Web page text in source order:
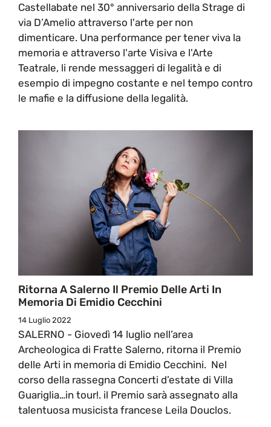
Castellabate nel 30° anniversario della Strage di
via D’Amelio attraverso l'arte per non
dimenticare. Una performance per tener viva la
memoria e attraverso l'arte Visiva e l'Arte
Teatrale, li rende messaggeri di legalità e di
esempio di impegno costante e nel tempo contro
le mafie e la diffusione della legalità.
Ritorna A Salerno Il Premio Delle Arti In
Memoria Di Emidio Cecchini
14 Luglio 2022
SALERNO - Giovedì 14 luglio nell’area
Archeologica di Fratte Salerno, ritorna il Premio
delle Arti in memoria di Emidio Cecchini. Nel
corso della rassegna Concerti d’estate di Villa
Guariglia…in tour!. il Premio sarà assegnato alla
talentuosa musicista francese Leila Douclos.